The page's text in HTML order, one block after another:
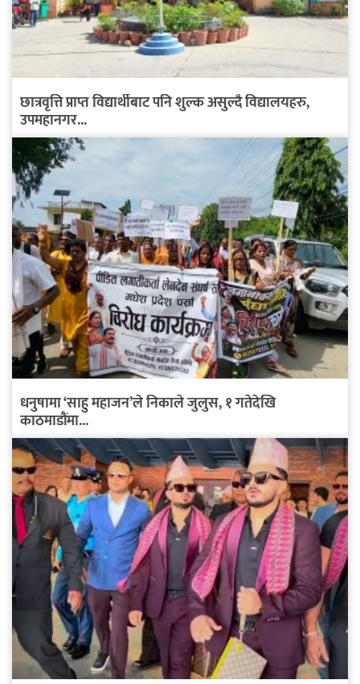
छात्रवृत्ति प्राप्त विद्यार्थीबाट पनि शुल्क असुल्दै विद्यालयहरु,
उपमहानगर...
धनुषामा ‘साहु महाजन’ले निकाले जुलुस, १ गतेदेखि
काठमाडौंमा...